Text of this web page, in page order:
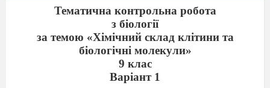
Тематична контрольна робота
з біології
за темою «Хімічний склад клітини та
біологічні молекули»
9 клас
Варіант 1